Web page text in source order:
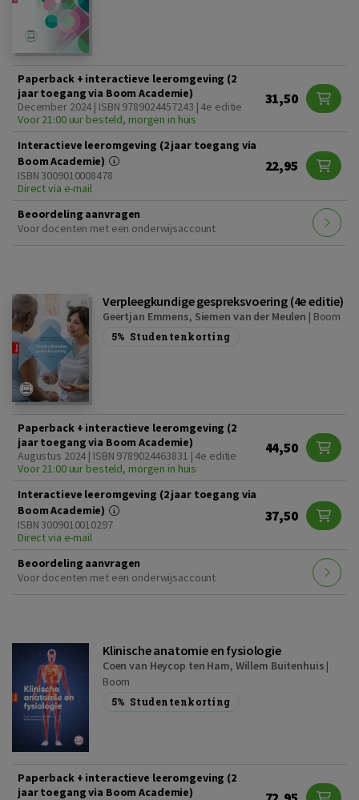
Paperback + interactieve leeromgeving (2
jaar toegang via Boom Academie)
December 2024 | ISBN 9789024457243 | 4e editie
Voor 21:00 uur besteld, morgen in huis
31,50
Interactieve leeromgeving (2 jaar toegang via
Boom Academie)
ISBN 3009010008478
Direct via e-mail
22,95
Beoordeling aanvragen
Voor docenten met een onderwijsaccount
Verpleegkundige gespreksvoering (4e editie)
Geertjan Emmens, Siemen van der Meulen | Boom
5% Studentenkorting
Paperback + interactieve leeromgeving (2
jaar toegang via Boom Academie)
Augustus 2024 | ISBN 9789024463831 | 4e editie
Voor 21:00 uur besteld, morgen in huis
44,50
Interactieve leeromgeving (2 jaar toegang via
Boom Academie)
ISBN 3009010010297
Direct via e-mail
37,50
Beoordeling aanvragen
Voor docenten met een onderwijsaccount
Klinische anatomie en fysiologie
Coen van Heycop ten Ham, Willem Buitenhuis |
Boom
5% Studentenkorting
Paperback + interactieve leeromgeving (2
jaar toegang via Boom Academie)